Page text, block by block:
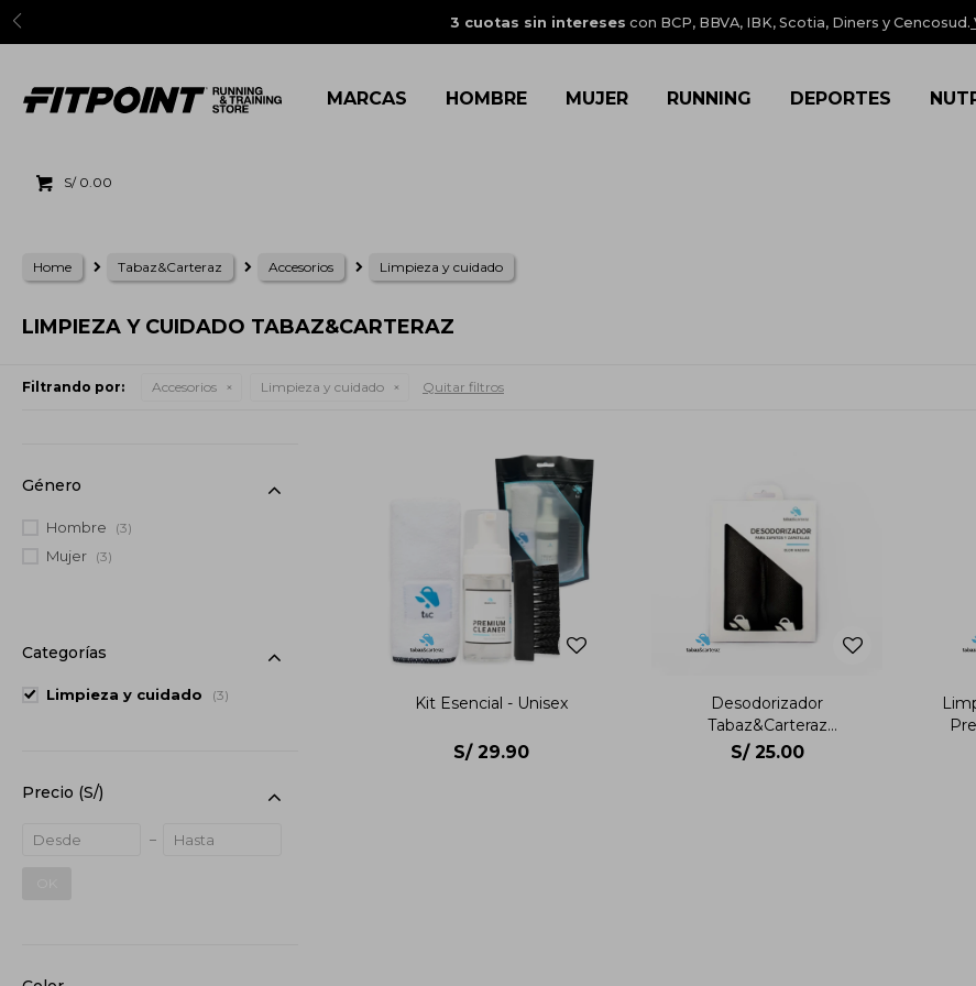
3 cuotas sin intereses con BCP, BBVA, IBK, Scotia, Diners y Cencosud.
MARCAS HOMBRE MUJER RUNNING DEPORTES
S/ 0.00
Home Tabaz&Carteraz Accesorios Limpieza y cuidado
LIMPIEZA Y CUIDADO TABAZ&CARTERAZ
Filtrando por: Accesorios Limpieza y cuidado Quitar filtros
Kit Esencial - Unisex
S/ 29.90
Desodorizador
Tabaz&Carteraz
Desodorizador Unisex
S/ 25.00
Categorías
Limpieza y cuidado (3)
Precio (S/)
Género
Hombre (3)
Mujer (3)